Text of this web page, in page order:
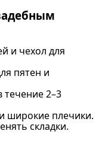
и чехол для
пятен и
2–3
плечики.
складки.